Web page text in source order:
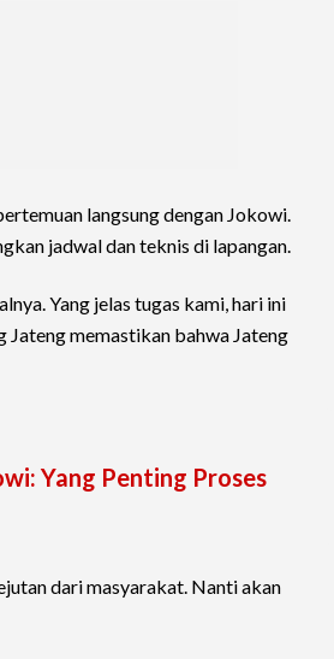
langsung dengan Jokowi.
jadwal dan teknis di lapangan.
Yang jelas tugas kami, hari ini
memastikan bahwa Jateng
Yang Penting Proses
dari masyarakat. Nanti akan